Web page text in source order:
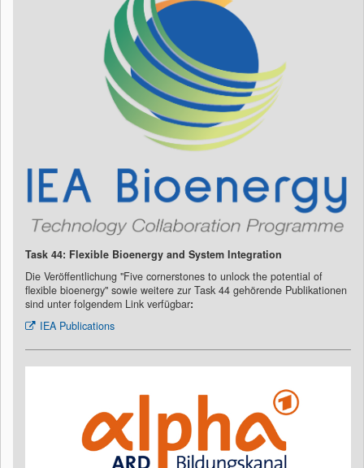
Task 44: Flexible Bioenergy and System Integration
Die Veröffentlichung "Five cornerstones to unlock the potential of
flexible bioenergy" sowie weitere zur Task 44 gehörende Publikationen
sind unter folgendem Link verfügbar:
IEA Publications